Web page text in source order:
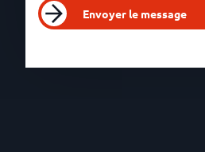
Envoyer le message